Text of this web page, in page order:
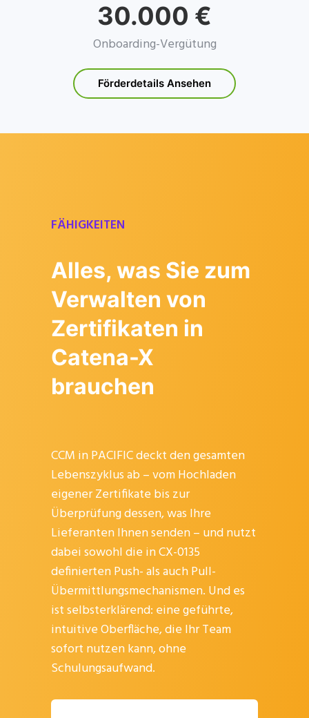
30.000 €
Onboarding-Vergütung
Förderdetails Ansehen
FÄHIGKEITEN
Alles, was Sie zum
Verwalten von
Zertifikaten in
Catena-X
brauchen
CCM in PACIFIC deckt den gesamten
Lebenszyklus ab – vom Hochladen
eigener Zertifikate bis zur
Überprüfung dessen, was Ihre
Lieferanten Ihnen senden – und nutzt
dabei sowohl die in CX-0135
definierten Push- als auch Pull-
Übermittlungsmechanismen. Und es
ist selbsterklärend: eine geführte,
intuitive Oberfläche, die Ihr Team
sofort nutzen kann, ohne
Schulungsaufwand.